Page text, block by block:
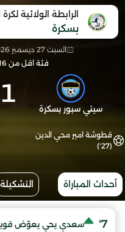
الرابطة الولائية
بسكرة
السبت 27 ديسمبر 2026
فئة اقل من 16 سنة ( ج )
سيتي سبور بسكرة 1
قطوشة امير محي الدين
(27')
أحداث المباراة التشكيلة
7' سعدي يحي يعوّض